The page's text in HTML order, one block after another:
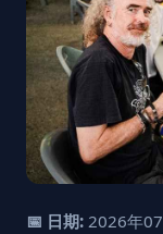
📅 日期: 2026年